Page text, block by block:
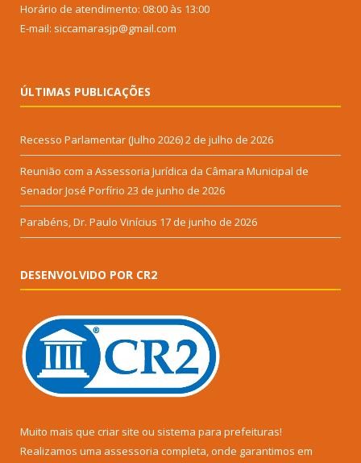
Horário de atendimento: 08:00 às 13:00
E-mail: siccamarasjp@gmail.com
ÚLTIMAS PUBLICAÇÕES
Recesso Parlamentar (Julho 2026)2 de julho de 2026
Reunião com a Assessoria Jurídica da Câmara Municipal de
Senador José Porfírio 23 de junho de 2026
Parabéns, Dr. Paulo Vinícius 17 de junho de 2026
DESENVOLVIDO POR CR2
Muito mais que criar site ou sistema para prefeituras!
Realizamos uma assessoria completa, onde garantimos em